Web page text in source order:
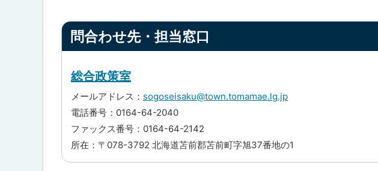
ト
ッ
に
る
問合わせ先・担当窓口
総合政策室
メールアドレス： sogoseisaku@town.tomamae.lg.jp
電話番号：0164-64-2040
ファックス番号：0164-64-2142
所在：〒078-3792 北海道苫前郡苫前町字旭37番地の1